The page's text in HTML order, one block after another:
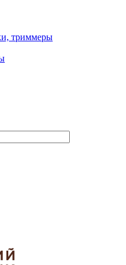
триммеры